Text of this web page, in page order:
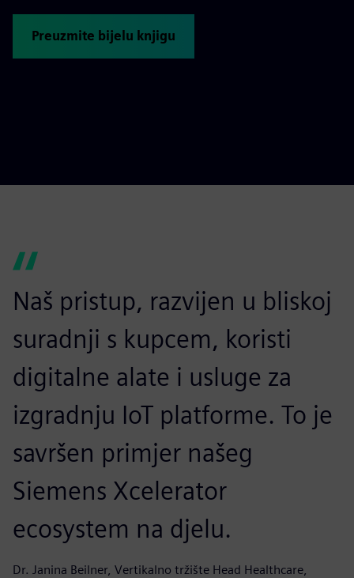
Preuzmite bijelu knjigu
Naš pristup, razvijen u bliskoj
suradnji s kupcem, koristi
digitalne alate i usluge za
izgradnju IoT platforme. To je
savršen primjer našeg
Siemens Xcelerator
ecosystem na djelu.
Dr. Janina Beilner, Vertikalno tržište Head Healthcare,